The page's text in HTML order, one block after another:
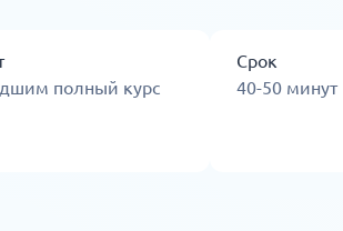
полный курс
Срок
40-50 минут